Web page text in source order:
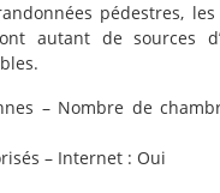
pédestres,
autant de sources
– Nombre de
– Internet : Oui